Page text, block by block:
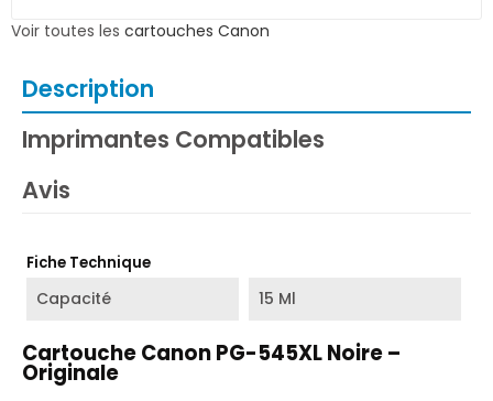
Voir toutes les cartouches Canon
Description
Imprimantes Compatibles
Avis
Fiche Technique
Capacité 15 Ml
Cartouche Canon PG-545XL Noire –
Originale